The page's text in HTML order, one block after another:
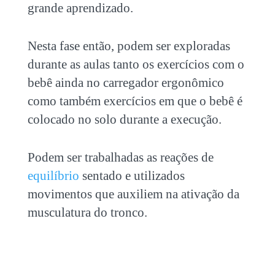
grande aprendizado.
Nesta fase então, podem ser exploradas
durante as aulas tanto os exercícios com o
bebê ainda no carregador ergonômico
como também exercícios em que o bebê é
colocado no solo durante a execução.
Podem ser trabalhadas as reações de
equilíbrio sentado e utilizados
movimentos que auxiliem na ativação da
musculatura do tronco.